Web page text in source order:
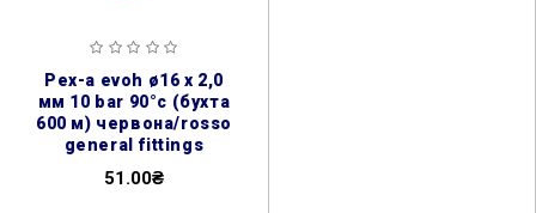
pex-a evoh ø16 х 2,0
мм 10 bar 90°c (бухта
600 м) червона/rosso
general fittings
51.00₴